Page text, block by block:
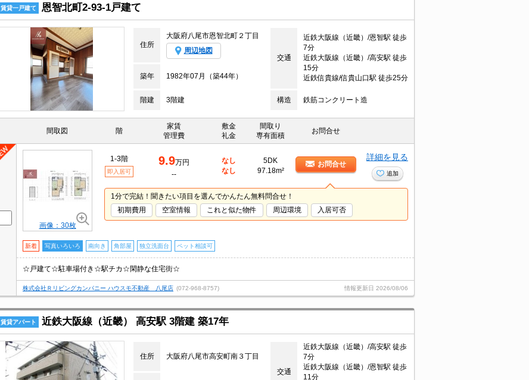
賃貸一戸建て 恩智北町2-93-1戸建て
住所
大阪府八尾市恩智北町２丁目
周辺地図
交通
近鉄大阪線（近畿）/恩智駅 徒歩
7分
近鉄大阪線（近畿）/高安駅 徒歩
15分
近鉄信貴線/信貴山口駅 徒歩25分
築年 1982年07月（築44年）
階建 3階建 構造 鉄筋コンクリート造
間取図 階
家賃
管理費
敷金
礼金
間取り
専有面積
お問合せ
画像：30枚
1-3階
即入居可
9.9万円
--
なし
なし
5DK
97.18m²
お問合せ
詳細を見る
追加
1分で完結！聞きたい項目を選んでかんたん無料問合せ！
初期費用
空室情報 これと似た物件 周辺環境 入居可否
新着 写真いろいろ 南向き 角部屋 独立洗面台 ペット相談可
☆戸建て☆駐車場付き☆駅チカ☆閑静な住宅街☆
株式会社Ｒリビングカンパニー ハウスモ不動産 八尾店 (072-968-8757) 情報更新日 2026/08/06
賃貸アパート 近鉄大阪線（近畿） 高安駅 3階建 築17年
住所 大阪府八尾市高安町南３丁目
交通
近鉄大阪線（近畿）/高安駅 徒歩
7分
近鉄大阪線（近畿）/恩智駅 徒歩
11分